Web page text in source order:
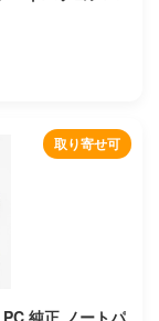
取り寄せ可